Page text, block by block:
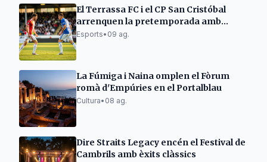
El Terrassa FC i el CP San Cristóbal
arrenquen la pretemporada amb
victòries i empats
Esports• 09 ag.
La Fúmiga i Naina omplen el Fòrum
romà d'Empúries en el Portalblau
Cultura• 08 ag.
Dire Straits Legacy encén el Festival de
Cambrils amb èxits clàssics